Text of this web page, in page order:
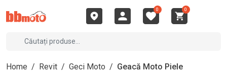
0 0
Home / Revit / Geci Moto / Geacă Moto Piele